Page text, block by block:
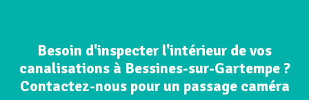
Besoin d'inspecter l'intérieur de vos
canalisations à Bessines-sur-Gartempe ?
Contactez-nous pour un passage caméra